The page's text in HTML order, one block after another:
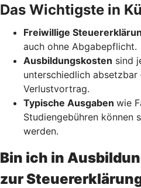
Das Wichtigste in
Freiwillige
auch ohne Abgabepflicht.
Ausbildungskosten sind
unterschiedlich
Verlustvortrag.
Typische Ausgaben wie
Studiengebühren können
werden.
Bin ich in
zur